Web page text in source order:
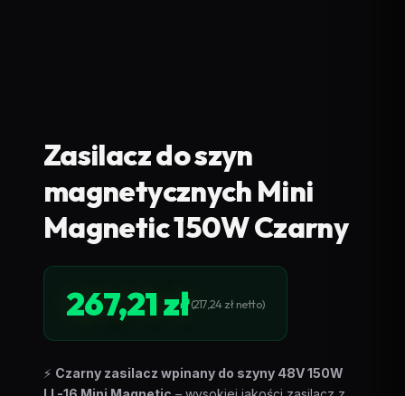
Zasilacz do szyn
magnetycznych Mini
Magnetic 150W Czarny
267,21zł(217,24złnetto)
⚡ Czarny zasilacz wpinany do szyny 48V 150W